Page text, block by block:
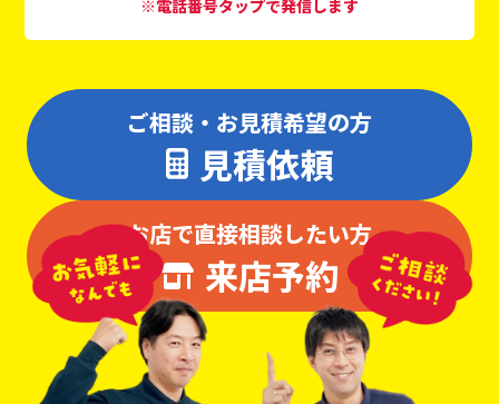
※電話番号タップで発信します
ご相談・お見積希望の方
見積依頼
お店で直接相談したい方
来店予約